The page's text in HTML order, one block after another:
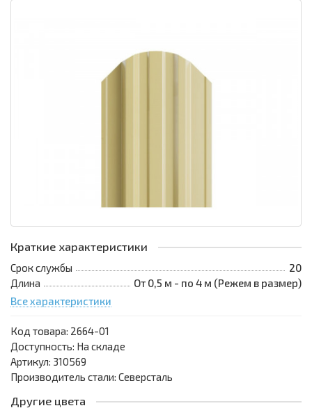
Краткие характеристики
Срок службы
20
Длина
От 0,5 м - по 4 м (Режем в размер)
Все характеристики
Код товара: 2664-01
Доступность: На складе
Артикул: 310569
Производитель стали: Северсталь
Другие цвета